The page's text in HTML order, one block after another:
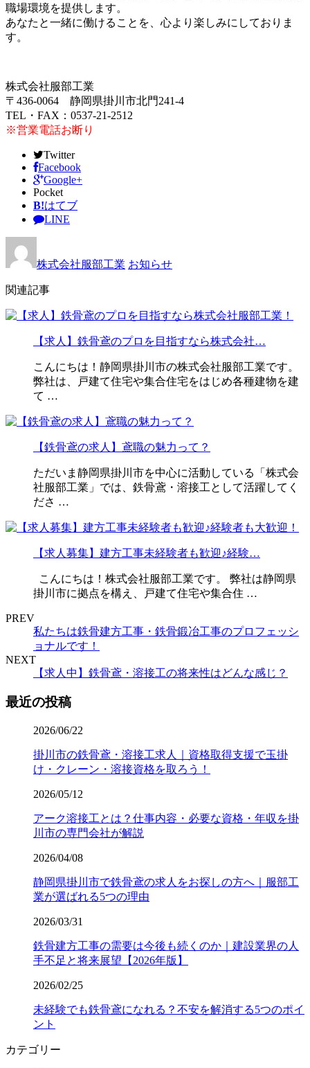
職場環境を提供します。
あなたと一緒に働けることを、心より楽しみにしておりま
す。
株式会社服部工業
〒436-0064 静岡県掛川市北門241-4
TEL・FAX：0537-21-2512
※営業電話お断り
Twitter
Facebook
Google+
Pocket
B!はてブ
LINE
株式会社服部工業 お知らせ
関連記事
【求人】鉄骨鳶のプロを目指すなら株式会社…
こんにちは！静岡県掛川市の株式会社服部工業です。
弊社は、戸建て住宅や集合住宅をはじめ各種建物を建
て …
【鉄骨鳶の求人】鳶職の魅力って？
ただいま静岡県掛川市を中心に活動している「株式会
社服部工業」では、鉄骨鳶・溶接工として活躍してく
ださ …
【求人募集】建方工事未経験者も歓迎♪経験…
こんにちは！株式会社服部工業です。 弊社は静岡県
掛川市に拠点を構え、戸建て住宅や集合住 …
PREV
私たちは鉄骨建方工事・鉄骨鍛冶工事のプロフェッシ
ョナルです！
NEXT
【求人中】鉄骨鳶・溶接工の将来性はどんな感じ？
最近の投稿
2026/06/22
掛川市の鉄骨鳶・溶接工求人｜資格取得支援で玉掛
け・クレーン・溶接資格を取ろう！
2026/05/12
アーク溶接工とは？仕事内容・必要な資格・年収を掛
川市の専門会社が解説
2026/04/08
静岡県掛川市で鉄骨鳶の求人をお探しの方へ｜服部工
業が選ばれる5つの理由
2026/03/31
鉄骨建方工事の需要は今後も続くのか｜建設業界の人
手不足と将来展望【2026年版】
2026/02/25
未経験でも鉄骨鳶になれる？不安を解消する5つのポイ
ント
カテゴリー